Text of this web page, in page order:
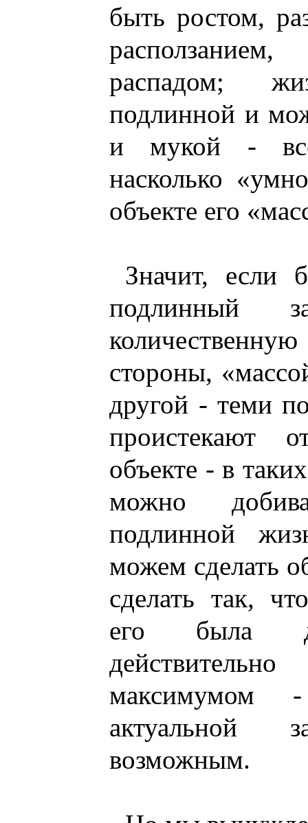
быть ростом,
распадом;
подлинной и
и мукой -
насколько
объекте его
Значит, если
подлинный
стороны,
другой - теми
проистекают
объекте - в
можно
подлинной
можем сделать
сделать так,
его была
максимумом
актуальной
возможным.